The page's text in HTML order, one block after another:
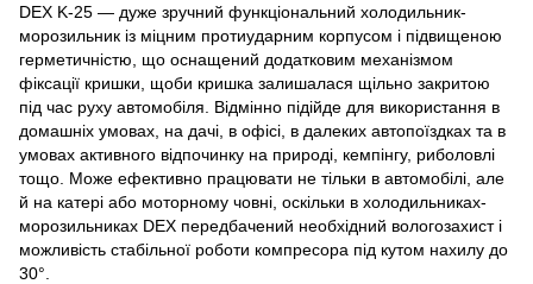
DEX K-25 — дуже зручний функціональний холодильник-
морозильник із міцним протиударним корпусом і підвищеною
герметичністю, що оснащений додатковим механізмом
фіксації кришки, щоби кришка залишалася щільно закритою
під час руху автомобіля. Відмінно підійде для використання в
домашніх умовах, на дачі, в офісі, в далеких автопоїздках та в
умовах активного відпочинку на природі, кемпінгу, риболовлі
тощо. Може ефективно працювати не тільки в автомобілі, але
й на катері або моторному човні, оскільки в холодильниках-
морозильниках DEX передбачений необхідний вологозахист і
можливість стабільної роботи компресора під кутом нахилу до
30°.